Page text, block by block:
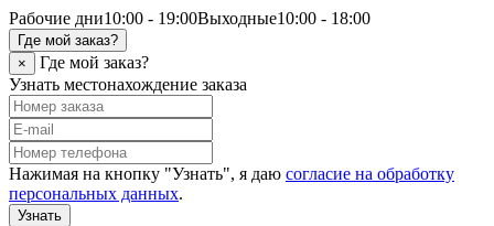
Рабочие дни10:00 - 19:00Выходные10:00 - 18:00
Где мой заказ?
×
Где мой заказ?
Узнать местонахождение заказа
Нажимая на кнопку "Узнать", я даю согласие на обработку
персональных данных.
Узнать